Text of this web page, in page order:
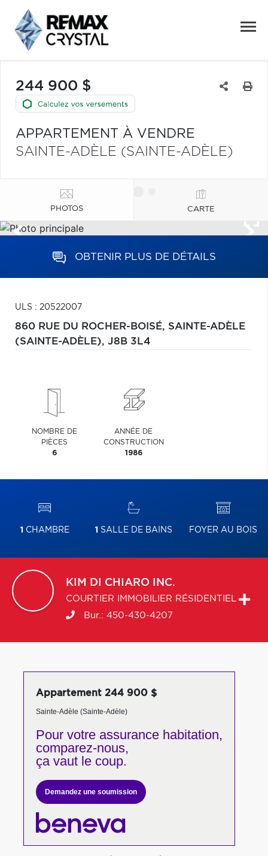
244 900 $
APPARTEMENT À VENDRE
SAINTE-ADÈLE (SAINTE-ADÈLE)
PHOTOS CARTE
OBTENIR PLUS DE DÉTAILS
ULS : 20522007
860 RUE DU ROCHER-BOISÉ, SAINTE-ADÈLE
(SAINTE-ADÈLE), J8B 3L4
NOMBRE DE
PIÈCES
6
ANNÉE DE
CONSTRUCTION
1986
1 CHAMBRE 1 SALLE DE BAINS FOYER AU BOIS
KIM DI CHIARO INC.
COURTIER IMMOBILIER RÉSIDENTIEL
Bur.: 450-430-4207
Appartement 244 900 $
Sainte-Adèle (Sainte-Adèle)
Pour votreassurance habitation,
comparez-nous,
ça vaut le coup.
Demandez une soumission